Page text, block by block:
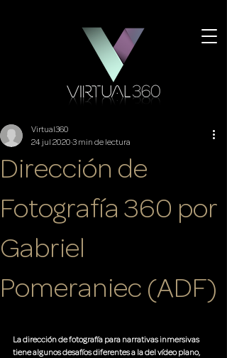
Dirección de
Fotografía 360 por
Gabriel
Pomeraniec (ADF)
Virtual360
24 jul 2020 3 min de lectura
La dirección de fotografía para narrativas inmersivas
tiene algunos desafíos diferentes a la del vídeo plano,